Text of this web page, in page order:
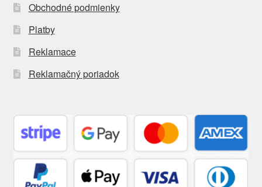
Obchodné podmienky
Platby
Reklamace
Reklamačný poriadok